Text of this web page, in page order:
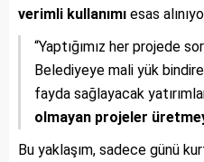
verimli kullanımı esas
“Yaptığımız her projede
Belediyeye mali yük
fayda sağlayacak
olmayan projeler
Bu yaklaşım, sadece günü